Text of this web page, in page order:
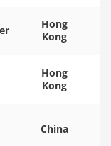
Hong
Kong
Hong
Kong
China